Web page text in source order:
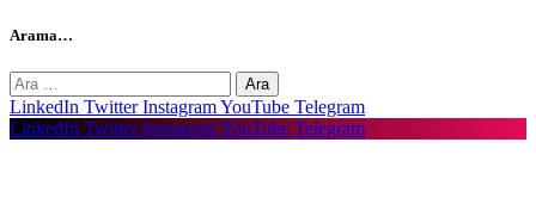
Arama…
Arama:
LinkedIn Twitter InstagramYouTube Telegram
LinkedIn Twitter InstagramYouTube Telegram